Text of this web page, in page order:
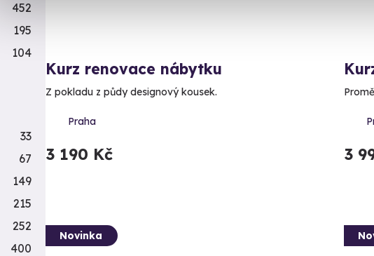
Kurz renovace nábytku
Z pokladu z půdy designový kousek.
Praha
3 190 Kč 3
Novinka
452
195
104
33
67
149
215
252
400